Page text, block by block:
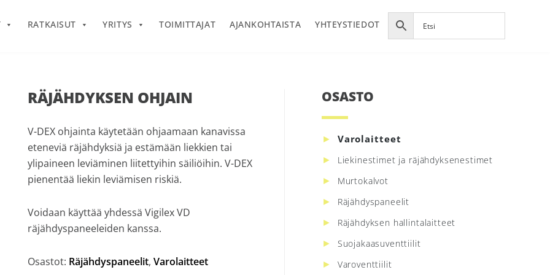
RATKAISUT YRITYS TOIMITTAJAT AJANKOHTAISTA YHTEYSTIEDOT
RÄJÄHDYKSEN OHJAIN
V-DEX ohjainta käytetään ohjaamaan kanavissa
eteneviä räjähdyksiä ja estämään liekkien tai
ylipaineen leviäminen liitettyihin säiliöihin. V-DEX
pienentää liekin leviämisen riskiä.
Voidaan käyttää yhdessä Vigilex VD
räjähdyspaneeleiden kanssa.
Osastot: Räjähdyspaneelit, Varolaitteet
Ensisijainen
sivupalkki
OSASTO
Varolaitteet
Liekinestimet ja räjähdyksenestimet
Murtokalvot
Räjähdyspaneelit
Räjähdyksen hallintalaitteet
Suojakaasuventtiilit
Varoventtiilit